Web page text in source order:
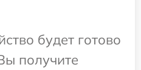
будет готово
получите